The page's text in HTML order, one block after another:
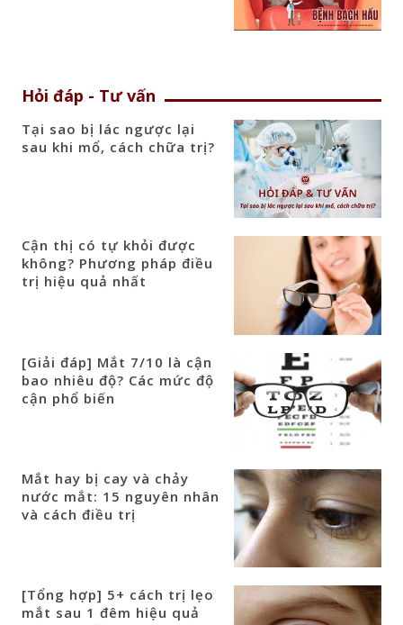
Hỏi đáp - Tư vấn
Tại sao bị lác ngược lại
sau khi mổ, cách chữa trị?
Cận thị có tự khỏi được
không? Phương pháp điều
trị hiệu quả nhất
[Giải đáp] Mắt 7/10 là cận
bao nhiêu độ? Các mức độ
cận phổ biến
Mắt hay bị cay và chảy
nước mắt: 15 nguyên nhân
và cách điều trị
[Tổng hợp] 5+ cách trị lẹo
mắt sau 1 đêm hiệu quả